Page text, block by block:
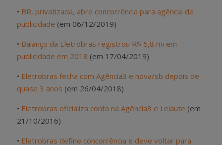
• BR, privatizada, abre concorrência para agência de
publicidade (em 06/12/2019)
• Balanço da Eletrobras registrou R$ 5,8 mi em
publicidade em 2018 (em 17/04/2019)
• Eletrobras fecha com Agência3 e nova/sb depois de
quase 3 anos (em 26/04/2018)
• Eletrobras oficializa conta na Agência3 e Leiaute (em
21/10/2016)
• Eletrobras define concorrência e deve voltar para